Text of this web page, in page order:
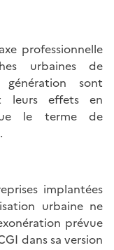
professionnelle
urbaines de
sont
leurs effets en
le terme de
implantées
urbaine ne
prévue
dans sa version